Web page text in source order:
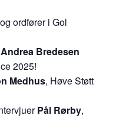
ordfører i Gol
Andrea Bredesen
2025!
Medhus, Høve Støtt
Pål Rørby,